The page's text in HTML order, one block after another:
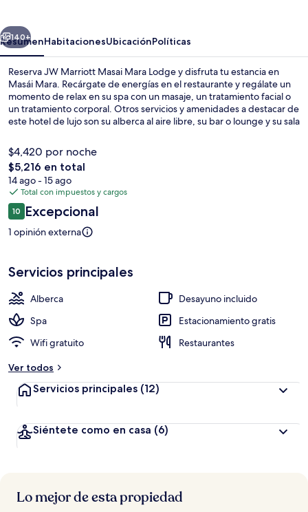
Lodge
Siguiente
140+
ResumenHabitacionesUbicaciónPolíticas
Reserva JW Marriott Masai Mara Lodge y disfruta tu estancia en
Masái Mara. Recárgate de energías en el restaurante y regálate un
momento de relax en su spa con un masaje, un tratamiento facial o
un tratamiento corporal. Otros servicios y amenidades a destacar de
este hotel de lujo son su alberca al aire libre, su bar o lounge y su sala
$4,420 por noche
El
precio
total
es
de
$5,216
$5,216 en total
14 ago - 15 ago
Total con impuestos y cargos
Opiniones
1010 de 10,
Excepcional
1 opinión externa
Servicios principales
Alberca
Desayuno incluido
Spa
Estacionamiento gratis
Wifi gratuito
Restaurantes
Ver todos
Servicios principales (12)
Siéntete como en casa (6)
Lo mejor de esta propiedad